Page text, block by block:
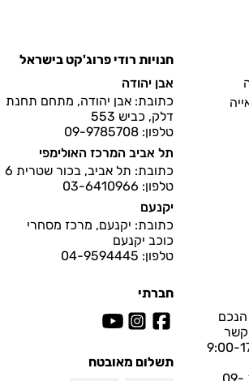
חנויות רודי פרוג'קט בישראל
אבן יהודה
כתובת: אבן יהודה, מתחם תחנת
דלק, כביש 553
טלפון: 09-9785708
תל אביב המרכז האולימפי
כתובת: תל אביב, בכור שטרית 6
טלפון: 03-6410966
יקנעם
כתובת: יקנעם, מרכז מסחרי
כוכב יקנעם
טלפון: 04-9594445
קשר
9:00-17:00
09-
חברתי
תשלום מאובטח